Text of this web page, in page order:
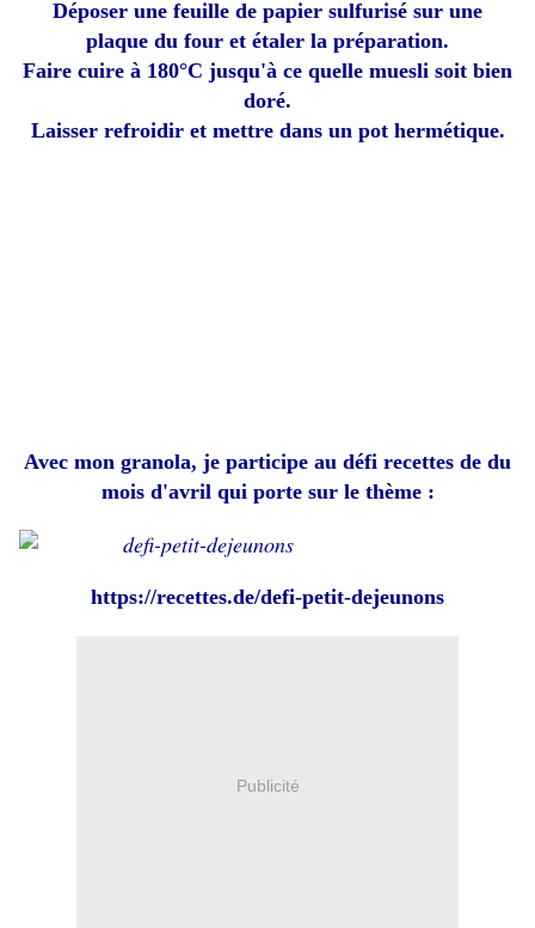
Déposer une feuille de papier sulfurisé sur une
plaque du four et étaler la préparation.
Faire cuire à 180°C jusqu'à ce quelle muesli soit bien
doré.
Laisser refroidir et mettre dans un pot hermétique.
Avec mon granola, je participe au défi recettes de du
mois d'avril qui porte sur le thème :
https://recettes.de/defi-petit-dejeunons
Publicité